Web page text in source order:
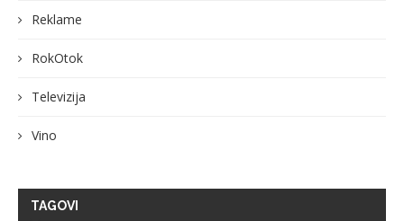
Reklame
RokOtok
Televizija
Vino
TAGOVI